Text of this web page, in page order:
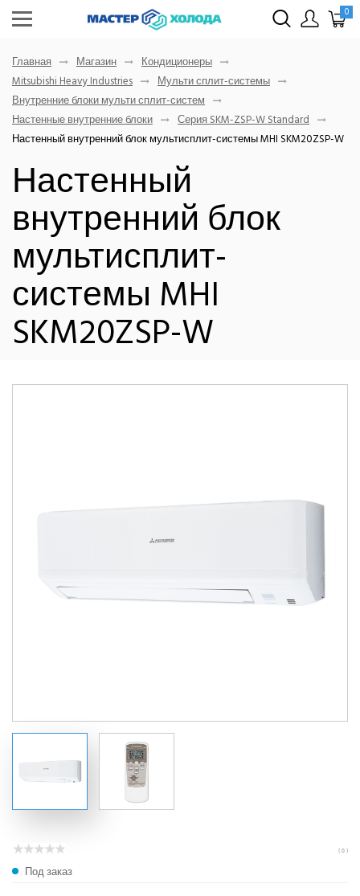
0
Главная Магазин
Кондиционеры
Mitsubishi Heavy Industries
Мульти сплит-системы
Внутренние блоки мульти сплит-систем
Настенные внутренние блоки
Серия SKM-ZSP-W Standard
Настенный внутренний блок мультисплит-системы MHI SKM20ZSP-W
Настенный
внутренний блок
мультисплит-
системы MHI
SKM20ZSP-W
( 0 )
Под заказ